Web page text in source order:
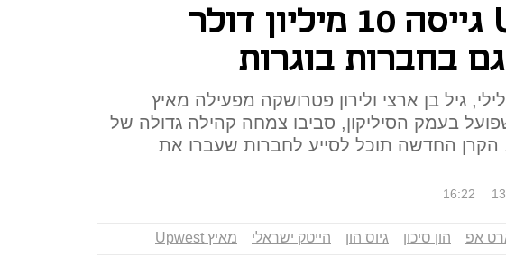
Upwest גייסה 10 מיליון דולר
בחברות בוגרות
גיל בן ארצי ולירון פטרושקה מפעילה מאיץ
בעמק הסיליקון, סביבו צמחה קהילה גדולה של
הקרן החדשה תוכל לסייע לחברות שעברו את
16:22
אפ הון סיכון גיוס הון הייטק ישראלי מאיץ Upwest